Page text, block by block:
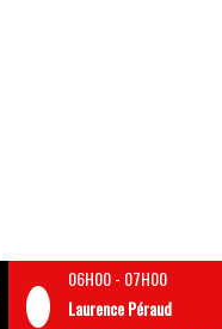
06H00- 07H00
Laurence Péraud